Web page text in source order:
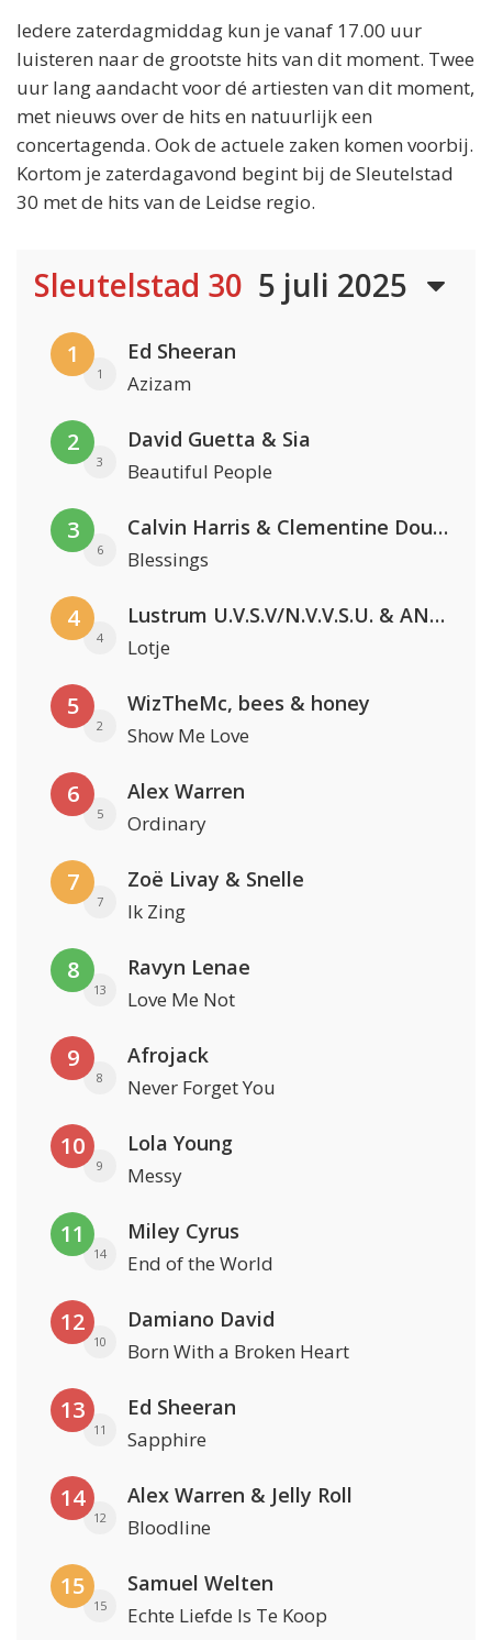
Iedere zaterdagmiddag kun je vanaf 17.00 uur
luisteren naar de grootste hits van dit moment. Twee
uur lang aandacht voor dé artiesten van dit moment,
met nieuws over de hits en natuurlijk een
concertagenda. Ook de actuele zaken komen voorbij.
Kortom je zaterdagavond begint bij de Sleutelstad
30 met de hits van de Leidse regio.
Sleutelstad 30 5 juli 2025
1
1
Ed Sheeran
Azizam
2
3
David Guetta & Sia
Beautiful People
3
6
Calvin Harris & Clementine Douglas
Blessings
4
4
Lustrum U.V.S.V/N.V.V.S.U. & ANNO ONS & Jopke van Dobbenburgh & Roeland Beelen
Lotje
5
2
WizTheMc, bees & honey
Show Me Love
6
5
Alex Warren
Ordinary
7
7
Zoë Livay & Snelle
Ik Zing
8
13
Ravyn Lenae
Love Me Not
9
8
Afrojack
Never Forget You
10
9
Lola Young
Messy
11
14
Miley Cyrus
End of the World
12
10
Damiano David
Born With a Broken Heart
13
11
Ed Sheeran
Sapphire
14
12
Alex Warren & Jelly Roll
Bloodline
15
15
Samuel Welten
Echte Liefde Is Te Koop